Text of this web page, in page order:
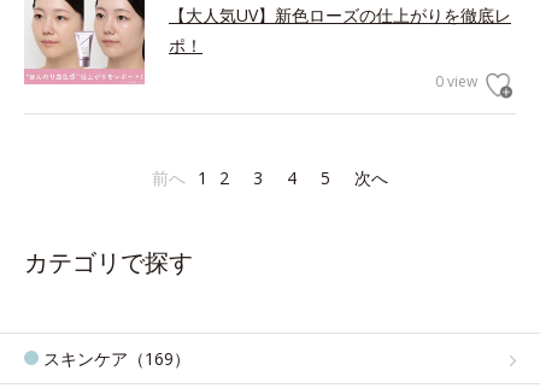
【大人気UV】新色ローズの仕上がりを徹底レ
ポ！
0 view
前へ 1 2 3 4 5 次へ
カテゴリで探す
スキンケア（169）